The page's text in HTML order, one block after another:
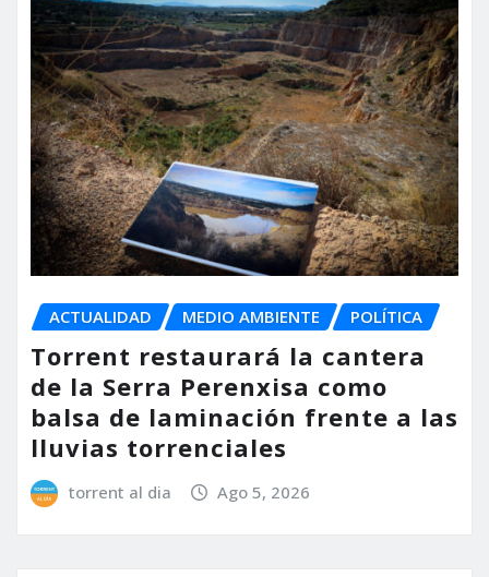
ACTUALIDAD MEDIO AMBIENTE POLÍTICA
Torrent restaurará la cantera
de la Serra Perenxisa como
balsa de laminación frente a las
lluvias torrenciales
torrent al dia Ago 5, 2026